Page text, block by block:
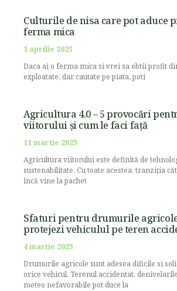
Culturile de nisa care pot aduce
ferma mica
1 aprilie 2025
Daca ai o ferma mica si vrei sa obtii profit
exploatate, dar cautate pe piata, poti
Agricultura 4.0 – 5 provocări
viitorului și cum le faci față
11 martie 2025
Agricultura viitorului este definită de
sustenabilitate. Cu toate acestea, tranziția
încă vine la pachet
Sfaturi pentru drumurile
protejezi vehiculul pe teren
4 martie 2025
Drumurile agricole sunt adesea dificile si
orice vehicul. Terenul accidentat,
meteo nefavorabile pot duce la